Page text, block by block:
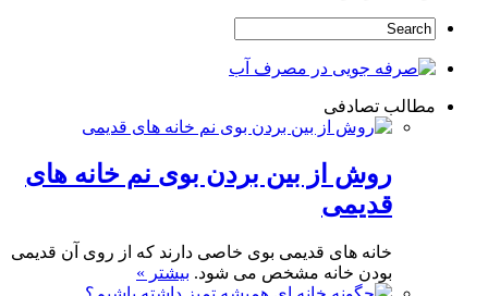
مطالب تصادفی
روش از بین بردن بوی نم خانه های
قدیمی
خانه های قدیمی بوی خاصی دارند که از روی آن قدیمی
بودن خانه مشخص می شود. بیشتر »